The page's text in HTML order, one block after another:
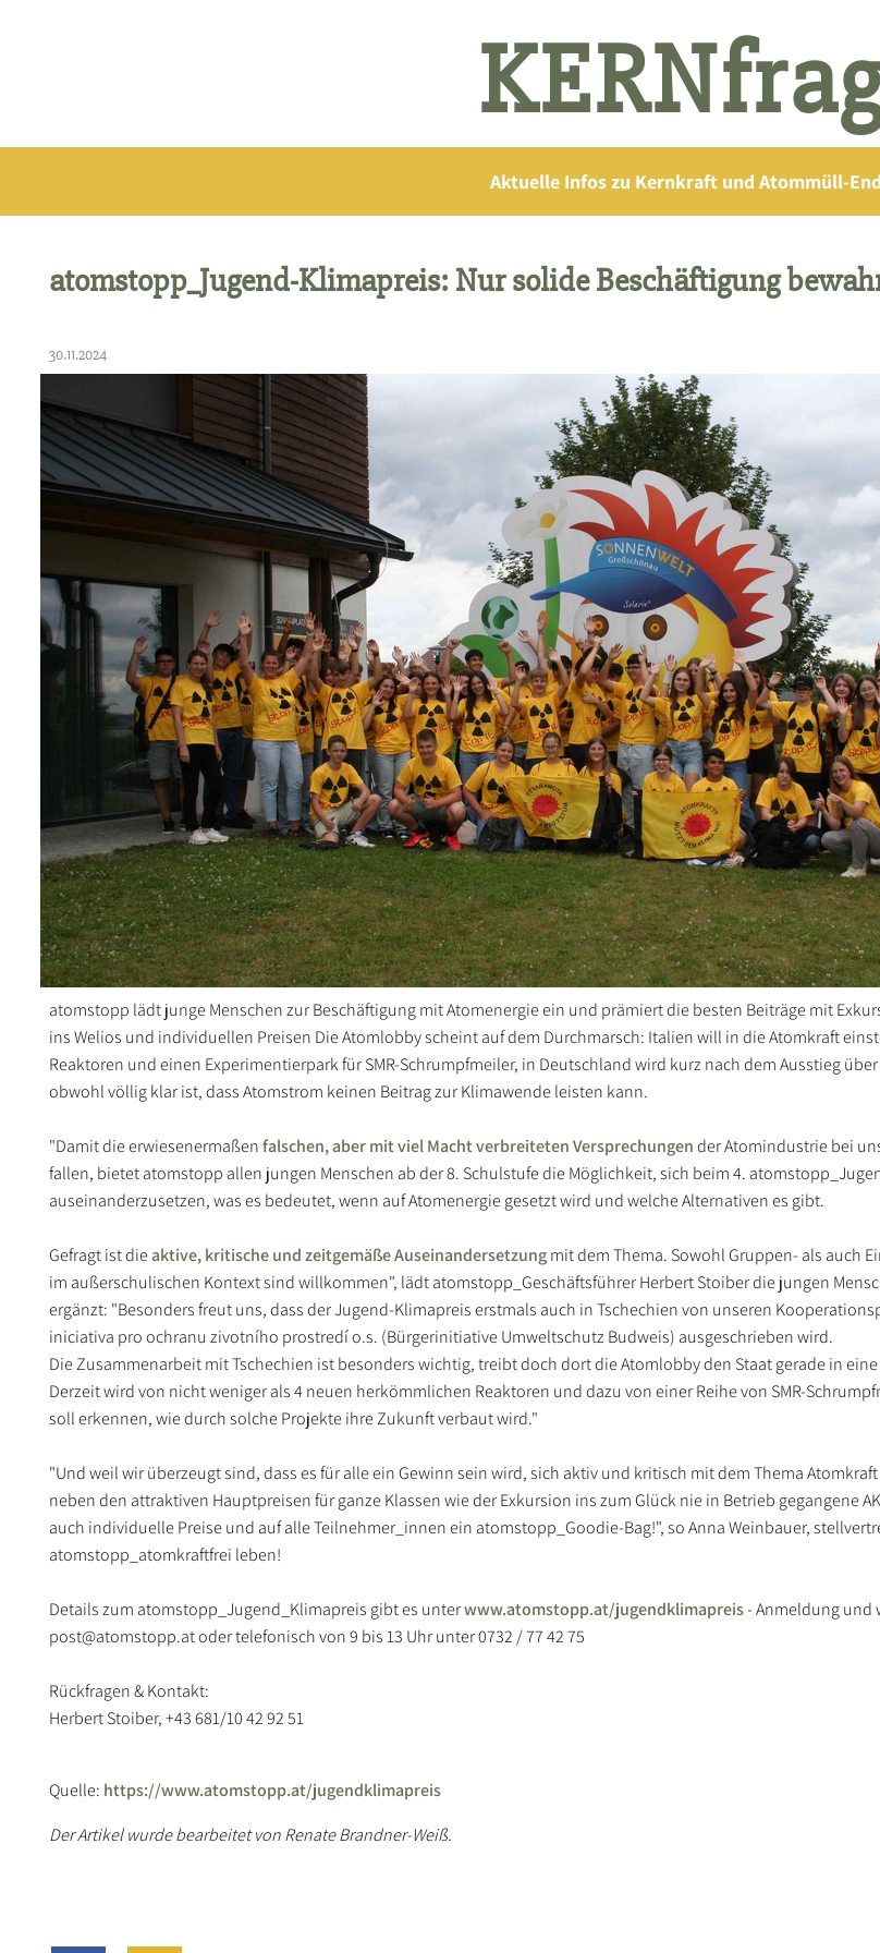
Aktuelle Infos zu Kernkraft und Atommüll-
atomstopp_Jugend-Klimapreis: Nur solide Beschäftigung
30.11.2024
atomstopp lädt junge Menschen zur Beschäftigung mit Atomenergie ein und prämiert die besten Beiträge mit
ins Welios und individuellen Preisen Die Atomlobby scheint auf dem Durchmarsch: Italien will in die Atomkraft
Reaktoren und einen Experimentierpark für SMR-Schrumpfmeiler, in Deutschland wird kurz nach dem Ausstieg
obwohl völlig klar ist, dass Atomstrom keinen Beitrag zur Klimawende leisten kann.
"Damit die erwiesenermaßenfalschen, aber mit viel Macht verbreiteten Versprechungender Atomindustrie bei
fallen, bietet atomstopp allen jungen Menschen ab der 8. Schulstufe die Möglichkeit, sich beim 4.
auseinanderzusetzen, was es bedeutet, wenn auf Atomenergie gesetzt wird und welche Alternativen es gibt.
Gefragt ist dieaktive, kritische und zeitgemäße Auseinandersetzungmit dem Thema. Sowohl Gruppen- als auch
im außerschulischen Kontext sind willkommen", lädt atomstopp_Geschäftsführer Herbert Stoiber die jungen
ergänzt: "Besonders freut uns, dass der Jugend-Klimapreis erstmals auch in Tschechien von unseren
iniciativa pro ochranu zivotního prostredí o.s. (Bürgerinitiative Umweltschutz Budweis) ausgeschrieben wird.
Die Zusammenarbeit mit Tschechien ist besonders wichtig, treibt doch dort die Atomlobby den Staat gerade in
Derzeit wird von nicht weniger als 4 neuen herkömmlichen Reaktoren und dazu von einer Reihe von SMR-
soll erkennen, wie durch solche Projekte ihre Zukunft verbaut wird."
"Und weil wir überzeugt sind, dass es für alle ein Gewinn sein wird, sich aktiv und kritisch mit dem Thema
neben den attraktiven Hauptpreisen für ganze Klassen wie der Exkursion ins zum Glück nie in Betrieb gegangene
auch individuelle Preise und auf alle Teilnehmer_innen ein atomstopp_Goodie-Bag!", so Anna Weinbauer,
atomstopp_atomkraftfrei leben!
Details zum atomstopp_Jugend_Klimapreis gibt es unterwww.atomstopp.at/jugendklimapreis- Anmeldung und
post@atomstopp.at oder telefonisch von 9 bis 13 Uhr unter 0732 / 77 42 75
Rückfragen & Kontakt:
Herbert Stoiber, +43 681/10 42 92 51
Quelle: https://www.atomstopp.at/jugendklimapreis
Der Artikel wurde bearbeitet von Renate Brandner-Weiß.